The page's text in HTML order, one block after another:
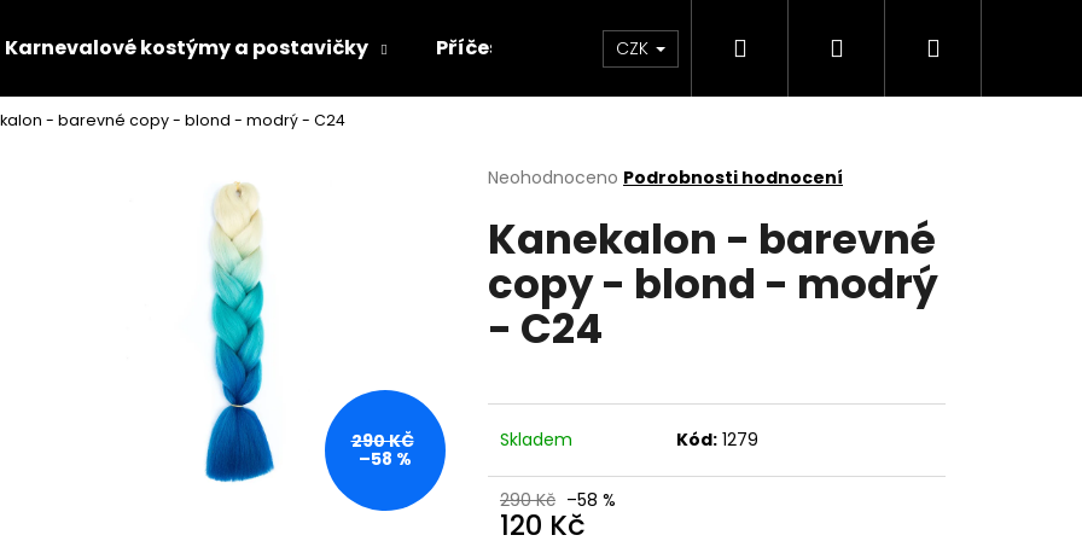
Karnevalové kostýmy a postavičky Příčesky a copy Menstruační kalhotky a plavky
CZK Hledat PřihlášeníNákupní
- barevné copy - blond - modrý - C24
Průměrné
produktu
je
z
hvězdiček.
Neohodnoceno Podrobnosti hodnocení
Kanekalon - barevné
copy - blond - modrý
- C24
Skladem Kód: 1279
290 Kč –58 %
120 Kč
290 KČ
–58 %
Co potřebujete najít?
Doporučujeme